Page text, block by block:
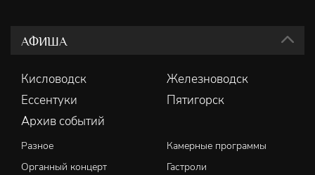
АФИША
Кисловодск
Железноводск
Ессентуки
Пятигорск
Архив событий
Разное
Камерные программы
Органный концерт
Гастроли